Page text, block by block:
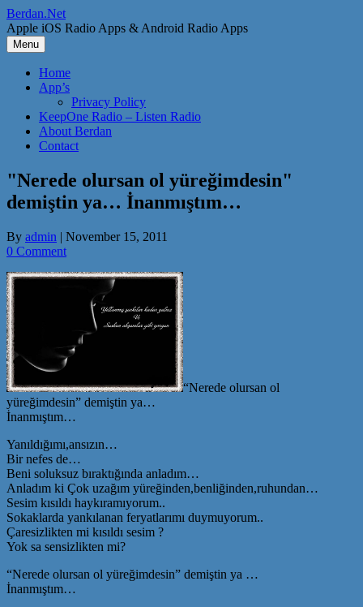
Skip
to
content
Berdan.Net
Apple iOS Radio Apps & Android Radio Apps
Menu
Home
App’s
Privacy Policy
KeepOne Radio – Listen Radio
About Berdan
Contact
"Nerede olursan ol yüreğimdesin"
demiştin ya… İnanmıştım…
By admin | November 15, 2011
0 Comment
“Nerede olursan ol
yüreğimdesin” demiştin ya…
İnanmıştım…
Yanıldığımı,ansızın…
Bir nefes de…
Beni soluksuz bıraktığında anladım…
Anladım ki Çok uzağım yüreğinden,benliğinden,ruhundan…
Sesim kısıldı haykıramıyorum..
Sokaklarda yankılanan feryatlarımı duymuyorum..
Çaresizlikten mi kısıldı sesim ?
Yok sa sensizlikten mi?
“Nerede olursan ol yüreğimdesin” demiştin ya …
İnanmıştım…